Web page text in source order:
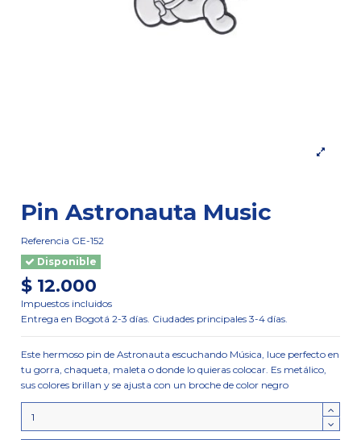
Pin Astronauta Music
Referencia GE-152
Disponible
$ 12.000
Impuestos incluidos
Entrega en Bogotá 2-3 días. Ciudades principales 3-4 días.
Este hermoso pin de Astronauta escuchando Música, luce perfecto en
tu gorra, chaqueta, maleta o donde lo quieras colocar. Es metálico,
sus colores brillan y se ajusta con un broche de color negro